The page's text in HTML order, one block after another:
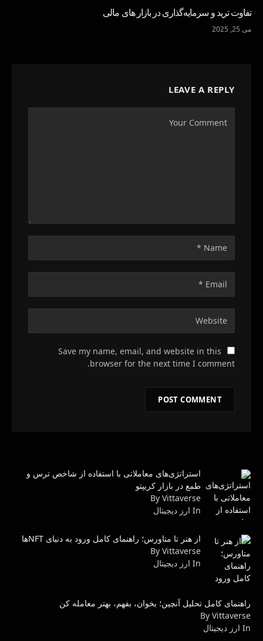
تفاوت ترید و سرمایه‌گذاری در بازار های مالی
می 25, 2025
LEAVE A REPLY
Save my name, email, and website in this
browser for the next time I comment.
استراتژی‌های معاملاتی با استفاده از شاخص ترس و
طمع در بازار کریپتو
By Vittaverse
In ارز دیجیتال
از هنر تا متاورس؛ راهنمای کامل ورود به دنیای NFTها
By Vittaverse
In ارز دیجیتال
راهنمای کامل تحلیل آنچین؛ بخوان، بفهم، بهتر معامله کن
By Vittaverse
In ارز دیجیتال